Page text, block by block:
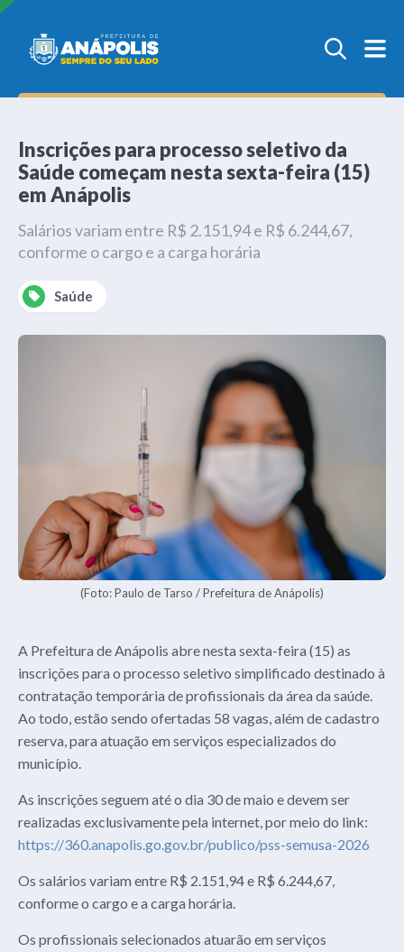
Inscrições para processo seletivo da
Saúde começam nesta sexta-feira (15)
em Anápolis
Salários variam entre R$ 2.151,94 e R$ 6.244,67,
conforme o cargo e a carga horária
Saúde
(Foto: Paulo de Tarso / Prefeitura de Anápolis)
A Prefeitura de Anápolis abre nesta sexta-feira (15) as
inscrições para o processo seletivo simplificado destinado à
contratação temporária de profissionais da área da saúde.
Ao todo, estão sendo ofertadas 58 vagas, além de cadastro
reserva, para atuação em serviços especializados do
município.
As inscrições seguem até o dia 30 de maio e devem ser
realizadas exclusivamente pela internet, por meio do link:
https://360.anapolis.go.gov.br/publico/pss-semusa-2026
Os salários variam entre R$ 2.151,94 e R$ 6.244,67,
conforme o cargo e a carga horária.
Os profissionais selecionados atuarão em serviços